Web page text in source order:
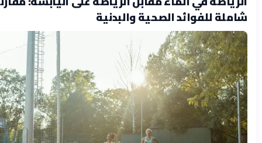
للفوائد الصحية والبدنية